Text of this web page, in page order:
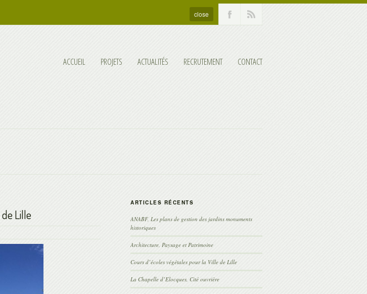
close
ACCUEIL PROJETS ACTUALITÉS RECRUTEMENT CONTACT
Lille
ARTICLES RÉCENTS
ANABF, Les plans de gestion des jardins monuments
historiques
Architecture, Paysage et Patrimoine
Cours d’écoles végétales pour la Ville de Lille
La Chapelle d’Elocques, Cité ouvrière